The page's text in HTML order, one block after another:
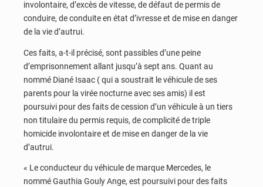
involontaire, d’excès de vitesse, de défaut de permis de
conduire, de conduite en état d’ivresse et de mise en danger
de la vie d’autrui.
Ces faits, a-t-il précisé, sont passibles d’une peine
d’emprisonnement allant jusqu’à sept ans. Quant au
nommé Diané Isaac ( qui a soustrait le véhicule de ses
parents pour la virée nocturne avec ses amis) il est
poursuivi pour des faits de cession d’un véhicule à un tiers
non titulaire du permis requis, de complicité de triple
homicide involontaire et de mise en danger de la vie
d’autrui.
« Le conducteur du véhicule de marque Mercedes, le
nommé Gauthia Gouly Ange, est poursuivi pour des faits